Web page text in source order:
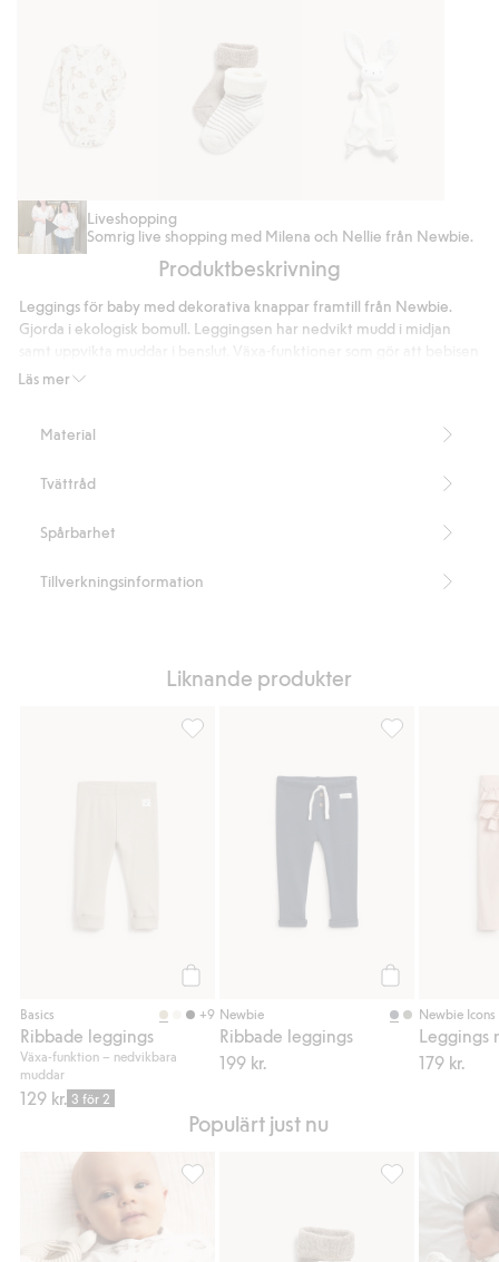
Djurmönstrad
body
Strumpor
2-
pack
kanin
Liveshopping
Somrig live shopping med Milena och Nellie från Newbie.
Produktbeskrivning
Läs mer
Leggings för baby med dekorativa knappar framtill från Newbie.
Gjorda i ekologisk bomull. Leggingsen har nedvikt mudd i midjan
ska kunna växa med plagget men ändå kunna behålla samma plagg
Artikelnummer
Material
Tvättråd
Spårbarhet
Tillverkningsinformation
Liknande produkter
Basics +9
Ribbade leggings
Växa-funktion – nedvikbara
muddar
129 kr. 3 för 2
Newbie
Ribbade leggings
199 kr.
Newbie Icons
Leggings
179 kr.
Populärt just nu
Strumpor 2-